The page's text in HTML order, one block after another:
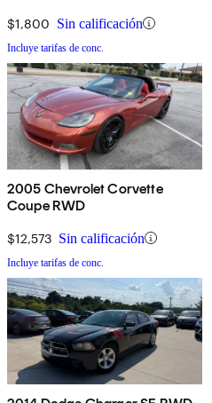
$1,800 Sin calificación
Incluye tarifas de conc.
2005 Chevrolet Corvette
Coupe RWD
$12,573 Sin calificación
Incluye tarifas de conc.